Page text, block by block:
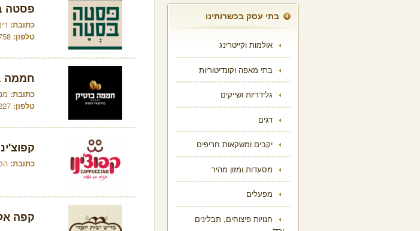
בתי עסק בכשרותינו
אולמות וקייטרינג
בתי מאפה וקונדיטוריות
גלידריות ושייקים
דגים
יקבים ומשקאות חריפים
מסעדות ומזון מהיר
מפעלים
חנויות פיצוחים, תבלינים
פסטה
כתובת:
טלפון:
חממה
כתובת:
טלפון:
כתובת:
קפה